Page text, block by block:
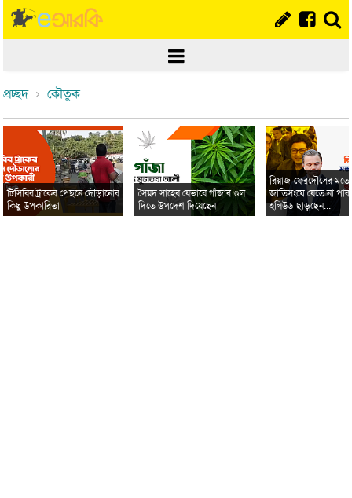
প্রচ্ছদ কৌতুক
টিসিবির ট্রাকের পেছনে দৌড়ানোর
কিছু উপকারিতা
সৈয়দ সাহেব যেভাবে গাঁজার গুল
দিতে উপদেশ দিয়েছেন
রিয়াজ-ফেরদৌসের মতো
জাতিসংঘে যেতে না
হলিউড ছাড়ছেন...